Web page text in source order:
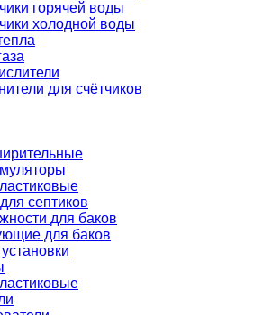
горячей воды
холодной воды
для счётчиков
септиков
для баков
для баков